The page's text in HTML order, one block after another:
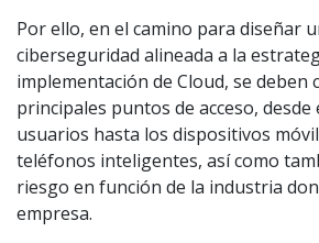
Por ello, en el camino para diseñar
ciberseguridad alineada a la
implementación de Cloud, se deben
principales puntos de acceso,
usuarios hasta los dispositivos
teléfonos inteligentes, así como
riesgo en función de la industria
empresa.